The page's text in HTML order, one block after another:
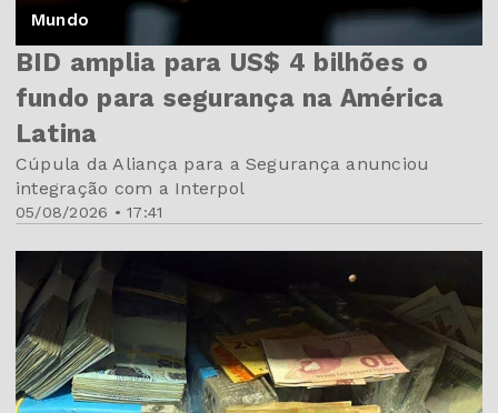
Mundo
05/08/2026 • 17:41
BID amplia para US$ 4 bilhões o
fundo para segurança na América
Latina
Cúpula da Aliança para a Segurança anunciou
integração com a Interpol